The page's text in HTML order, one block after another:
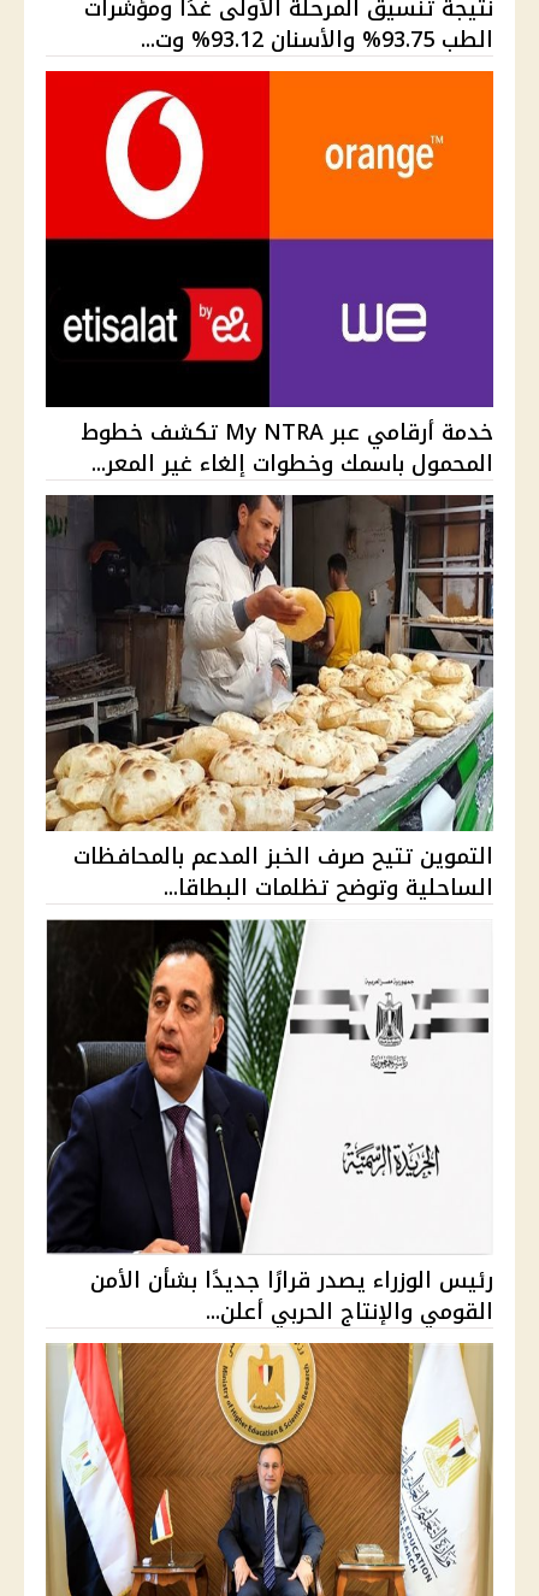
نتيجة تنسيق المرحلة الأولى غدًا ومؤشرات
الطب 93.75% والأسنان 93.12% وت...
خدمة أرقامي عبر My NTRA تكشف خطوط
المحمول باسمك وخطوات إلغاء غير المعر...
التموين تتيح صرف الخبز المدعم بالمحافظات
الساحلية وتوضح تظلمات البطاقا...
رئيس الوزراء يصدر قرارًا جديدًا بشأن الأمن
القومي والإنتاج الحربي أعلن...